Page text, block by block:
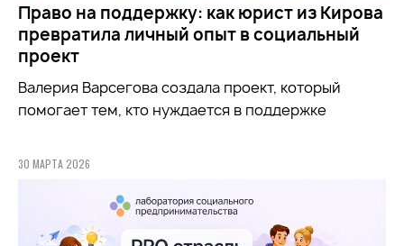
Право на поддержку: как юрист из Кирова
превратила личный опыт в социальный
проект
Валерия Варсегова создала проект, который
помогает тем, кто нуждается в поддержке
30 МАРТА 2026